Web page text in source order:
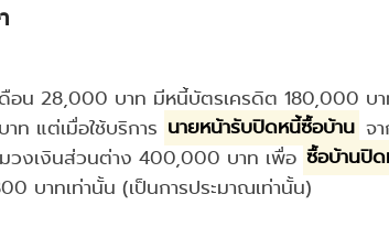
อน 28,000 บาท มีหนี้บัตรเครดิต 180,000 บ
ท แต่เมื่อใช้บริการ นายหน้ารับปิดหนี้ซื้อบ้าน จ
วงเงินส่วนต่าง 400,000 บาท เพื่อ ซื้อบ้านปิ
บาทเท่านั้น (เป็นการประมาณเท่านั้น)